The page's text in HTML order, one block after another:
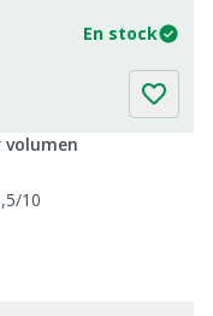
En stock
volumen
10